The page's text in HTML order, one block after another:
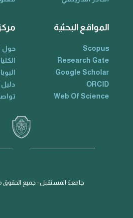
المواقع البحثية
Scopus
Research Gate
Google Scholar
ORCID
Web Of Science
حول
دليل
جامعة المستقبل - جميع الحقوق